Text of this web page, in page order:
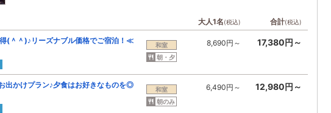
大人1名(税込) 合計(税込)
(＾＾)♪リーズナブル価格でご宿泊！≪
和室
朝・夕
8,690円～ 17,380円～
出かけプラン♪夕食はお好きなものを◎
和室
朝のみ
6,490円～ 12,980円～